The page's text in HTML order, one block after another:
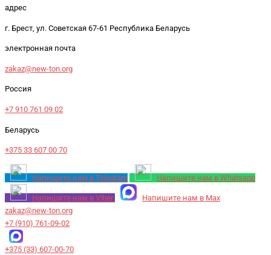
адрес
г. Брест, ул. Советская 67-61 Республика Беларусь
электронная почта
zakaz@new-ton.org
Россия
+7 910 761 09 02
Беларусь
+375 33 607 00 70
Напишите нам в Telegram Напишите нам в Whatsapp
Напишите нам в Viber
Напишите нам в Max
zakaz@new-ton.org
+7 (910) 761-09-02
+375 (33) 607-00-70